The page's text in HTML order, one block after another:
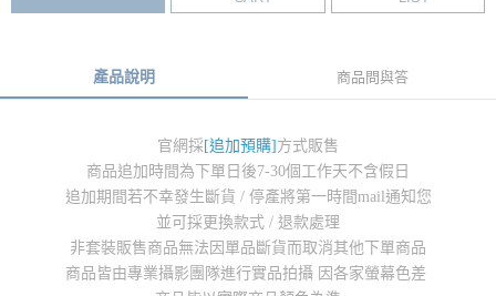
產品說明 商品問與答
官網採[追加預購]方式販售
商品追加時間為下單日後7-30個工作天不含假日
追加期間若不幸發生斷貨 / 停產將第一時間mail通知您
並可採更換款式 / 退款處理
非套裝販售商品無法因單品斷貨而取消其他下單商品
商品皆由專業攝影團隊進行實品拍攝 因各家螢幕色差